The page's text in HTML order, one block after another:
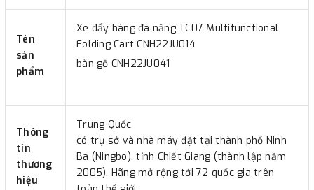
Tên
sản
phẩm
Xe đẩy hàng đa năng TC07 Multifunctional
Folding Cart CNH22JU014
bàn gỗ CNH22JU041
Thông
tin
thương
hiệu
Trung Quốc
có trụ sở và nhà máy đặt tại thành phố Ninh
Ba (Ningbo), tỉnh Chiết Giang (thành lập năm
2005). Hãng mở rộng tới 72 quốc gia trên